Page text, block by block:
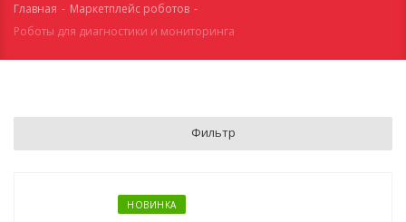
Главная - Маркетплейс роботов -
Роботы для диагностики и мониторинга
Фильтр
НОВИНКА